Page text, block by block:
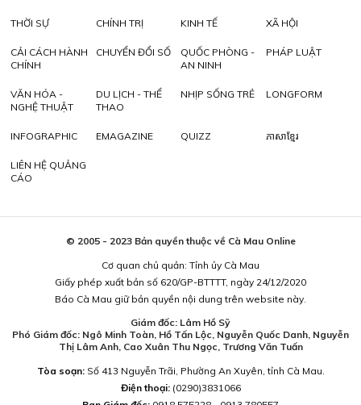
THỜI SỰ CHÍNH TRỊ KINH TẾ XÃ HỘI
CẢI CÁCH HÀNH
CHÍNH
CHUYỂN ĐỔI SỐ
QUỐC PHÒNG -
AN NINH
PHÁP LUẬT
VĂN HÓA -
NGHỆ THUẬT
DU LỊCH - THỂ
THAO
NHỊP SỐNG TRẺ LONGFORM
INFOGRAPHIC EMAGAZINE QUIZZ ភាសាខ្មែរ
LIÊN HỆ QUẢNG
CÁO
© 2005 - 2023 Bản quyền thuộc về Cà Mau Online
Cơ quan chủ quản: Tỉnh ủy Cà Mau
Giấy phép xuất bản số 620/GP-BTTTT, ngày 24/12/2020
Báo Cà Mau giữ bản quyền nội dung trên website này.
Giám đốc: Lâm Hồ Sỹ
Phó Giám đốc: Ngô Minh Toàn, Hồ Tấn Lộc, Nguyễn Quốc Danh, Nguyễn
Thị Lâm Anh, Cao Xuân Thu Ngọc, Trương Văn Tuấn
Tòa soạn:Số 413 Nguyễn Trãi, Phường An Xuyên, tỉnh Cà Mau.
Điện thoại: (0290)3831066